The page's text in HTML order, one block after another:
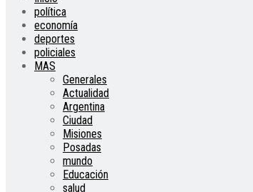
política
economía
deportes
policiales
MAS
Generales
Actualidad
Argentina
Ciudad
Misiones
Posadas
mundo
Educación
salud